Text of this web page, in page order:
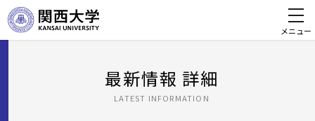
メニュー
最新情報 詳細
LATEST INFORMATION